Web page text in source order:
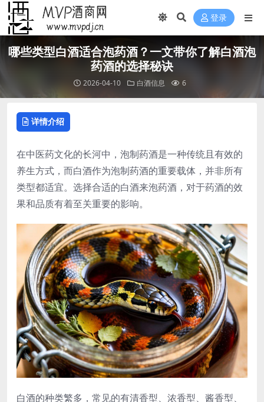
登录
哪些类型白酒适合泡药酒？一文带你了解白酒泡
药酒的选择秘诀
2026-04-10 白酒信息 6
详情介绍
在中医药文化的长河中，泡制药酒是一种传统且有效的
养生方式，而白酒作为泡制药酒的重要载体，并非所有
类型都适宜。选择合适的白酒来泡药酒，对于药酒的效
果和品质有着至关重要的影响。
白酒的种类繁多，常见的有清香型、浓香型、酱香型、